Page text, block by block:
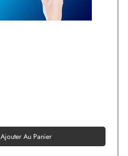
Ajouter Au Panier